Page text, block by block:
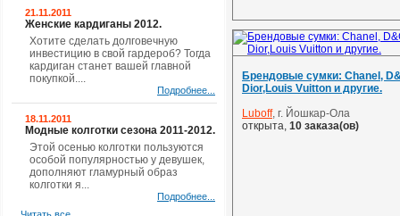
Брендовые сумки: Chanel,
Dior,Louis Vuitton и другие.
Luboff, г. Йошкар-Ола
открыта, 10 заказа(ов)
21.11.2011
Женские кардиганы 2012.
Хотите сделать долговечную
инвестицию в свой гардероб? Тогда
кардиган станет вашей главной
покупкой....
Подробнее...
18.11.2011
Модные колготки сезона 2011-2012.
Этой осенью колготки пользуются
особой популярностью у девушек,
дополняют гламурный образ
колготки я...
Подробнее...